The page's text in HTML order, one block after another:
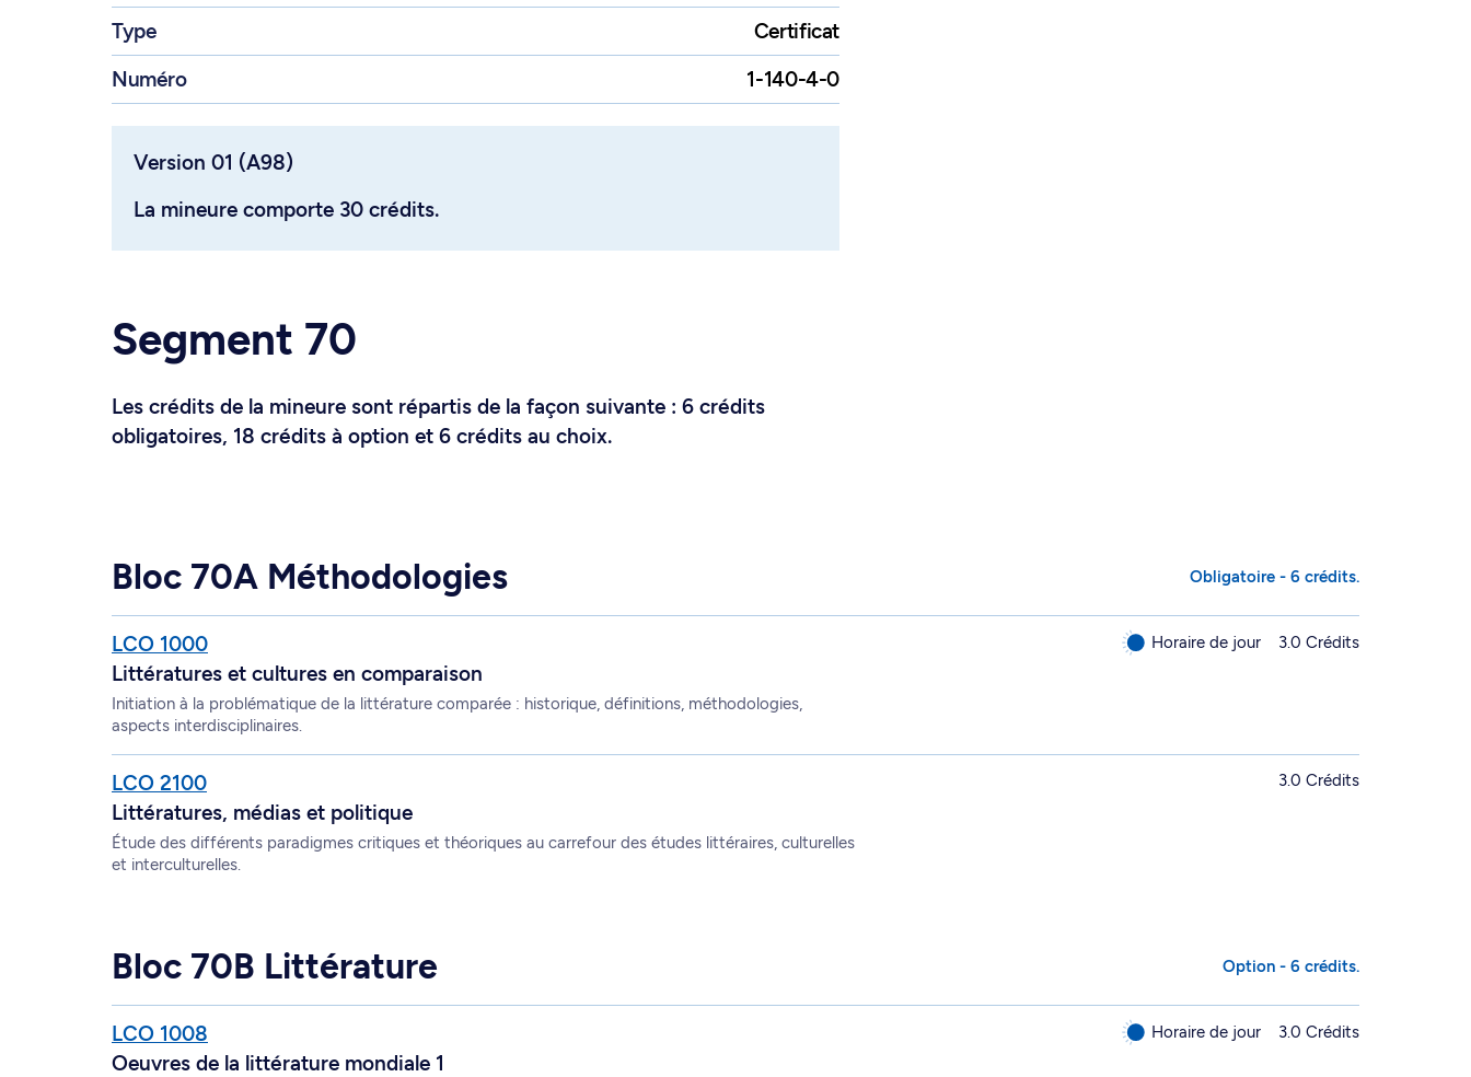
Type
Certificat
Numéro
1-140-4-0
Version 01 (A98)
La mineure comporte 30 crédits.
Segment 70
Les crédits de la mineure sont répartis de la façon suivante : 6 crédits
obligatoires, 18 crédits à option et 6 crédits au choix.
Bloc 70A Méthodologies Obligatoire - 6 crédits.
LCO 1000
Littératures et cultures en comparaison
Initiation à la problématique de la littérature comparée : historique, définitions, méthodologies,
aspects interdisciplinaires.
Horaire de jour 3.0 Crédits
LCO 2100
Littératures, médias et politique
Étude des différents paradigmes critiques et théoriques au carrefour des études littéraires, culturelles
et interculturelles.
3.0 Crédits
Bloc 70B Littérature Option - 6 crédits.
LCO 1008
Oeuvres de la littérature mondiale 1
Horaire de jour 3.0 Crédits